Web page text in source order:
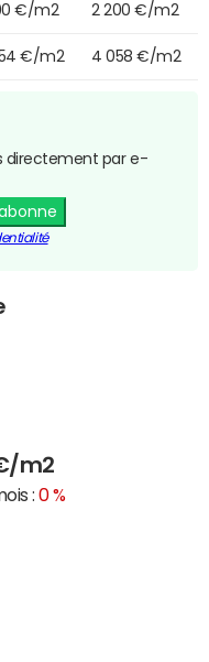
€/m2 2 200 €/m2
€/m2 4 058 €/m2
directement par e-
m2
:0 %